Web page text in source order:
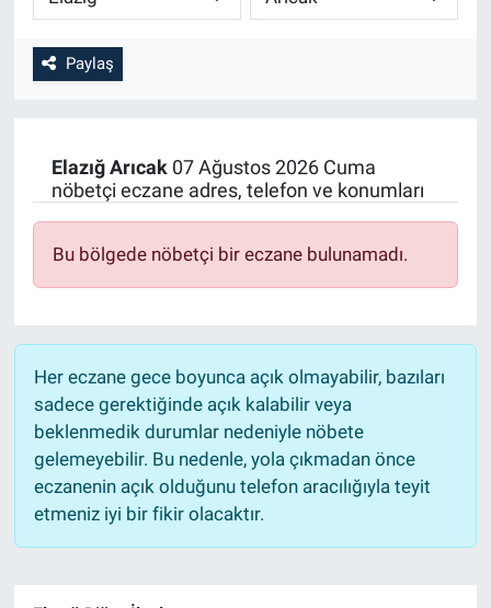
Paylaş
Elazığ Arıcak07 Ağustos 2026 Cuma
nöbetçi eczane adres, telefon ve konumları
Bu bölgede nöbetçi bir eczane bulunamadı.
Her eczane gece boyunca açık olmayabilir, bazıları
sadece gerektiğinde açık kalabilir veya
beklenmedik durumlar nedeniyle nöbete
gelemeyebilir. Bu nedenle, yola çıkmadan önce
eczanenin açık olduğunu telefon aracılığıyla teyit
etmeniz iyi bir fikir olacaktır.